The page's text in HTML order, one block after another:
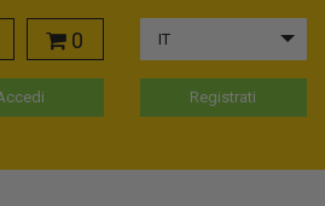
0 IT
Registrati